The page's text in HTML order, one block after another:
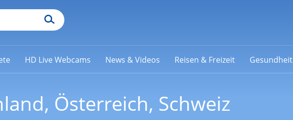
HD Live Webcams News & Videos Reisen & Freizeit Gesundheit
Österreich, Schweiz